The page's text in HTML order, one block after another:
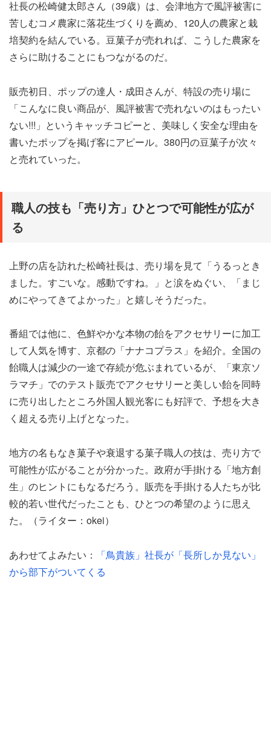
社長の松崎健太郎さん（39歳）は、会津地方で風評被害に
苦しむコメ農家に落花生づくりを薦め、120人の農家と栽
培契約を結んでいる。豆菓子が売れれば、こうした農家を
さらに助けることにもつながるのだ。
販売初日、ポップの達人・成田さんが、特設の売り場に
「こんなに良い商品が、風評被害で売れないのはもったい
ない!!!」というキャッチコピーと、美味しく安全な理由を
書いたポップを掲げ客にアピール。380円の豆菓子が次々
と売れていった。
職人の技も「売り方」ひとつで可能性が広が
る
上野の店を訪れた松崎社長は、売り場を見て「うるっとき
ました。すごいな。感動ですね。」と涙をぬぐい、「まじ
めにやってきてよかった」と嬉しそうだった。
番組では他に、色鮮やかな本物の飴をアクセサリーに加工
して人気を博す、京都の「ナナコプラス」を紹介。全国の
飴職人は減少の一途で存続が危ぶまれているが、「東京ソ
ラマチ」でのテスト販売でアクセサリーと美しい飴を同時
に売り出したところ外国人観光客にも好評で、予想を大き
く超える売り上げとなった。
地方の名もなき菓子や衰退する菓子職人の技は、売り方で
可能性が広がることが分かった。政府が手掛ける「地方創
生」のヒントにもなるだろう。販売を手掛ける人たちが比
較的若い世代だったことも、ひとつの希望のように思え
た。（ライター：okei）
あわせてよみたい：
「鳥貴族」社長が「長所しか見ない」
から部下がついてくる